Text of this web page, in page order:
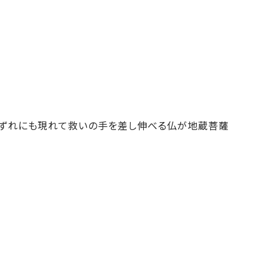
れにも現れて救いの手を差し伸べる仏が地蔵菩薩